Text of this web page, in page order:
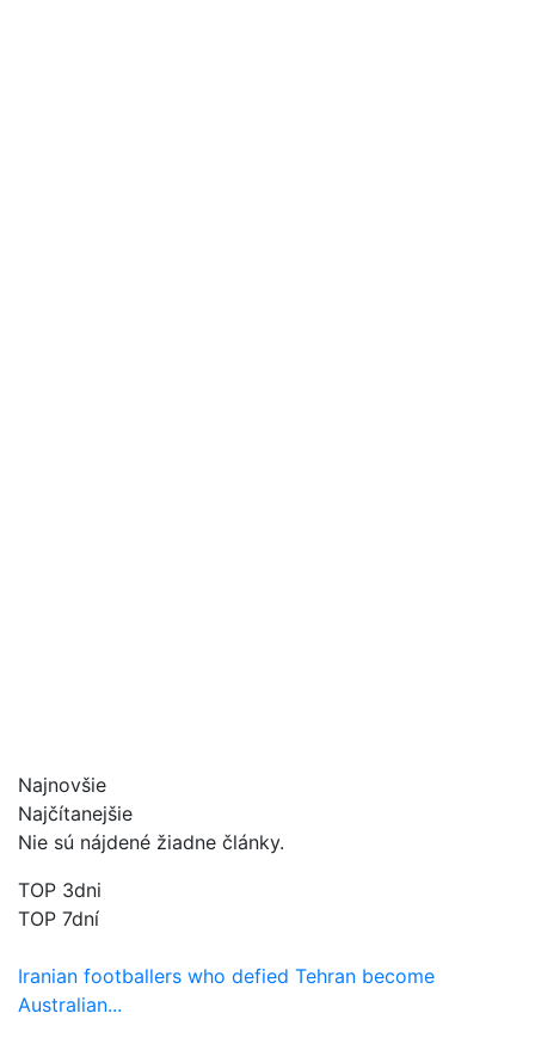
Najnovšie
Najčítanejšie
Nie sú nájdené žiadne články.
TOP 3dni
TOP 7dní
Iranian footballers who defied Tehran become
Australian...